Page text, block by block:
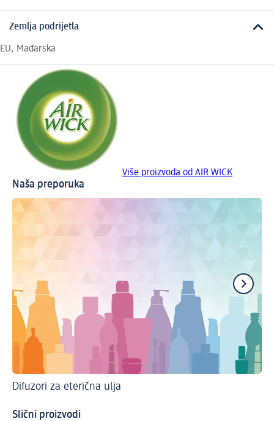
Zemlja podrijetla
EU, Mađarska
Više proizvoda od AIR WICK
Naša preporuka
Difuzori za eterična ulja
Slični proizvodi